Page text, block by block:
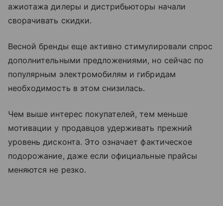
ажиотажа дилеры и дистрибьюторы начали
сворачивать скидки.
Весной бренды еще активно стимулировали спрос
дополнительными предложениями, но сейчас по
популярным электромобилям и гибридам
необходимость в этом снизилась.
Чем выше интерес покупателей, тем меньше
мотивации у продавцов удерживать прежний
уровень дисконта. Это означает фактическое
подорожание, даже если официальные прайсы
меняются не резко.